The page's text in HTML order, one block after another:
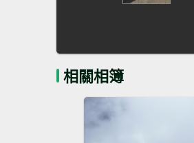
相關相簿